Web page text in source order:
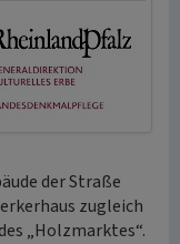
der Straße
zugleich
„Holzmarktes“.